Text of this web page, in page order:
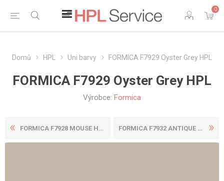
0
Domů HPL Uni barvy FORMICA F7929 Oyster Grey HPL
FORMICA F7929 Oyster Grey HPL
Výrobce: Formica
FORMICA F7928 MOUSE HPL FORMICA F7932 ANTIQUE WHITE...